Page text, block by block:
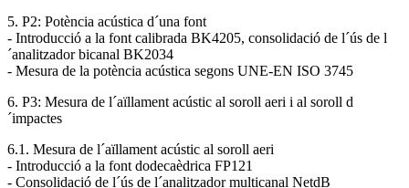
5. P2: Potència acústica d´una font
- Introducció a la font calibrada BK4205, consolidació de l´ús de l
´analitzador bicanal BK2034
- Mesura de la potència acústica segons UNE-EN ISO 3745
6. P3: Mesura de l´aïllament acústic al soroll aeri i al soroll d
´impactes
6.1. Mesura de l´aïllament acústic al soroll aeri
- Introducció a la font dodecaèdrica FP121
- Consolidació de l´ús de l´analitzador multicanal NetdB